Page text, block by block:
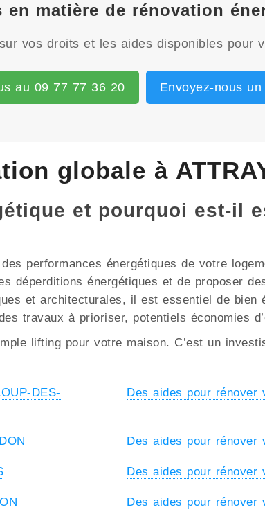
matière de rénovation
vos droits et les aides disponibles pour
au 09 77 77 36 20 Envoyez-nous un
globale à
et pourquoi est-il
performances énergétiques de votre
déperditions énergétiques et de proposer
et architecturales, il est essentiel de bien
travaux à prioriser, potentiels économies
lifting pour votre maison. C’est un
DES-
Des aides pour rénover
Des aides pour rénover
Des aides pour rénover
Des aides pour rénover